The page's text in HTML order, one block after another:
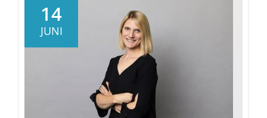
Holding
veräußert
Schlosskirchquartier
in
Cottbus
14
JUNI